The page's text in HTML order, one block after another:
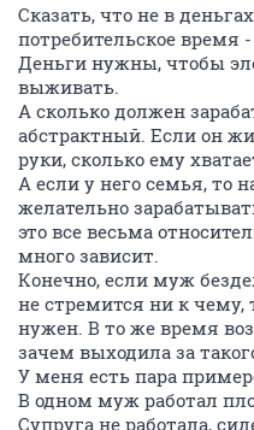
Сказать, что не в
потребительское время
Деньги нужны, чтобы
выживать.
А сколько должен
абстрактный. Если он
руки, сколько ему
А если у него семья, то
желательно
это все весьма
много зависит.
Конечно, если муж
не стремится ни к чему,
нужен. В то же время
зачем выходила за
У меня есть пара
В одном муж работал
Супруга не работала,